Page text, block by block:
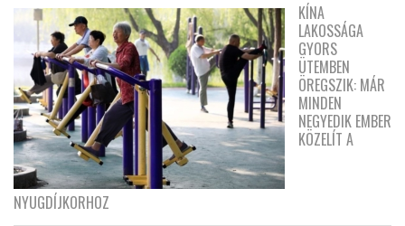
KÍNA
LAKOSSÁGA
GYORS
ÜTEMBEN
ÖREGSZIK: MÁR
MINDEN
NEGYEDIK EMBER
KÖZELÍT A
NYUGDÍJKORHOZ